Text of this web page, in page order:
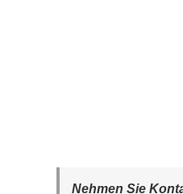
Nehmen Sie